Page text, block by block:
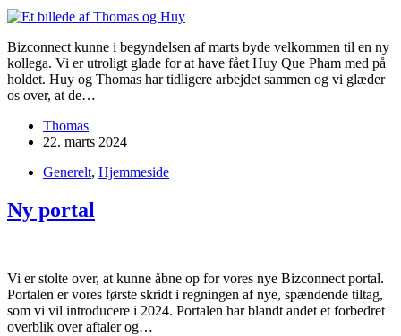
Bizconnect kunne i begyndelsen af marts byde velkommen til en ny
kollega. Vi er utroligt glade for at have fået Huy Que Pham med på
holdet. Huy og Thomas har tidligere arbejdet sammen og vi glæder
os over, at de…
Thomas
22. marts 2024
Generelt, Hjemmeside
Ny portal
Vi er stolte over, at kunne åbne op for vores nye Bizconnect portal.
Portalen er vores første skridt i regningen af nye, spændende tiltag,
som vi vil introducere i 2024. Portalen har blandt andet et forbedret
overblik over aftaler og…